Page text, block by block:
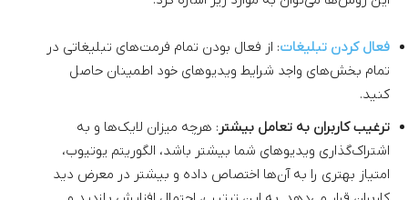
فعال کردن تبلیغات: از فعال بودن تمام فرمت‌های تبلیغاتی در
تمام بخش‌های واجد شرایط ویدیوهای خود اطمینان حاصل
کنید.
ترغیب کاربران به تعامل بیشتر : هرچه میزان لایک‌ها و به
اشتراک‌گذاری ویدیوهای شما بیشتر باشد، الگوریتم یوتیوب،
امتیاز بهتری را به آن‌ها اختصاص داده و بیشتر در معرض دید